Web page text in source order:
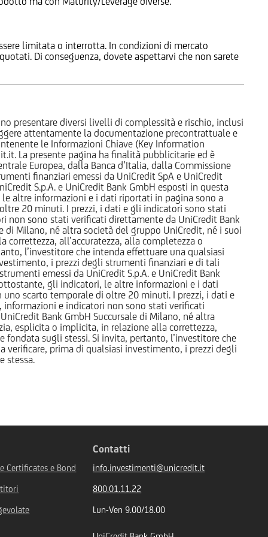
limitata o interrotta. In condizioni di mercato
Di conseguenza, dovete aspettarvi che non sarete
presentare diversi livelli di complessità e rischio, inclusi
attentamente la documentazione precontrattuale e
le Informazioni Chiave (Key Information
La presente pagina ha finalità pubblicitarie ed è
Europea, dalla Banca d’Italia, dalla Commissione
finanziari emessi da UniCredit SpA e UniCredit
S.p.A. e UniCredit Bank GmbH esposti in questa
altre informazioni e i dati riportati in pagina sono a
20 minuti. I prezzi, i dati e gli indicatori sono stati
sono stati verificati direttamente da UniCredit Bank
di Milano, né altra società del gruppo UniCredit, né i suoi
all’accuratezza, alla completezza o
l’investitore che intenda effettuare una qualsiasi
i prezzi degli strumenti finanziari e di tali
emessi da UniCredit S.p.A. e UniCredit Bank
gli indicatori, le altre informazioni e i dati
scarto temporale di oltre 20 minuti. I prezzi, i dati e
e indicatori non sono stati verificati
Bank GmbH Succursale di Milano, né altra
esplicita o implicita, in relazione alla correttezza,
sugli stessi. Si invita, pertanto, l’investitore che
prima di qualsiasi investimento, i prezzi degli
stessa.
Certificates e Bond
Contatti
info.investimenti@unicredit.it
800.01.11.22
Lun-Ven 9.00/18.00